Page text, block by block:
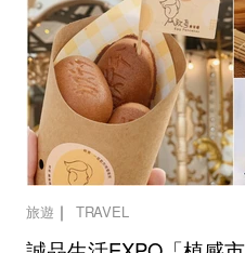
旅遊 ｜ TRAVEL